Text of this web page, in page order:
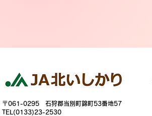
〒061-0295 石狩郡当別町錦町53番地57
TEL(0133)23-2530